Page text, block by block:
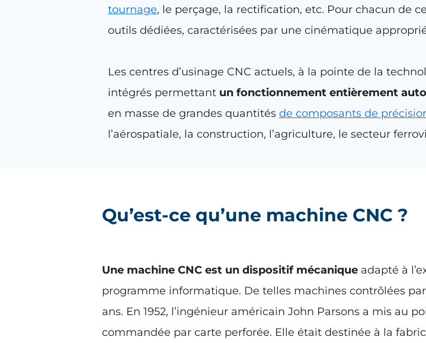
tournage, le perçage, la rectification, etc. Pour chacun de
outils dédiées, caractérisées par une cinématique
Les centres d’usinage CNC actuels, à la pointe de la
intégrés permettant un fonctionnement entièrement
en masse de grandes quantités de composants de
l’aérospatiale, la construction, l’agriculture, le secteur
Qu’est-ce qu’une machine CNC ?
Une machine CNC est un dispositif mécanique adapté à
programme informatique. De telles machines contrôlées
ans. En 1952, l’ingénieur américain John Parsons a mis au
commandée par carte perforée. Elle était destinée à la